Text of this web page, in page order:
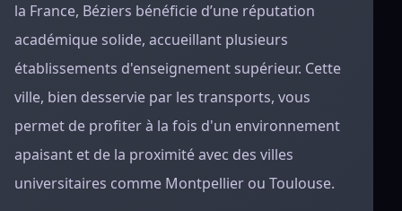
la France, Béziers bénéficie d’une réputation
académique solide, accueillant plusieurs
établissements d'enseignement supérieur. Cette
ville, bien desservie par les transports, vous
permet de profiter à la fois d'un environnement
apaisant et de la proximité avec des villes
universitaires comme Montpellier ou Toulouse.